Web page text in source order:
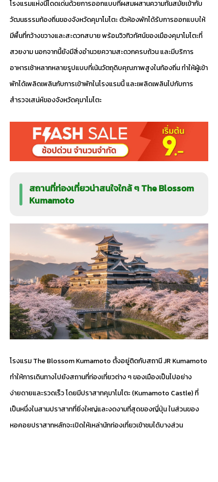
โรงแรมแห่งนี้โดดเด่นด้วยการออกแบบที่ผสมผสานความทันสมัยเข้ากับ
วัฒนธรรมท้องถิ่นของจังหวัดคุมาโมโตะ ตัวห้องพักได้รับการออกแบบให้
มีพื้นที่กว้างขวางและสะดวกสบาย พร้อมวิวทิวทัศน์ของเมืองคุมาโมโตะที่
สวยงาม นอกจากนี้ยังมีสิ่งอำนวยความสะดวกครบถ้วน และมีบริการ
อาหารเช้าหลากหลายรูปแบบที่เน้นวัตถุดิบคุณภาพสูงในท้องถิ่น ทำให้ผู้เข้า
พักได้เพลิดเพลินกับการเข้าพักในโรงแรมนี้ และเพลิดเพลินไปกับการ
สำรวจเสน่ห์ของจังหวัดคุมาโมโตะ
สถานที่ท่องเที่ยวน่าสนใจใกล้ ๆ The Blossom
Kumamoto
โรงแรม The Blossom Kumamoto ตั้งอยู่ติดกับสถานี JR Kumamoto
ทำให้การเดินทางไปยังสถานที่ท่องเที่ยวต่าง ๆ ของเมืองเป็นไปอย่าง
ง่ายดายและรวดเร็ว โดยมีปราสาทคุมาโมโตะ (Kumamoto Castle) ที่
เป็นหนึ่งในสามปราสาทที่ยิ่งใหญ่และงดงามที่สุดของญี่ปุ่น ในส่วนของ
หอคอยปราสาทหลักจะเปิดให้เหล่านักท่องเที่ยวเข้าชมได้บางส่วน